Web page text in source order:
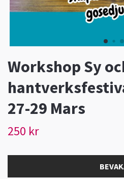
Workshop Sy
27-29 Mars
250 kr